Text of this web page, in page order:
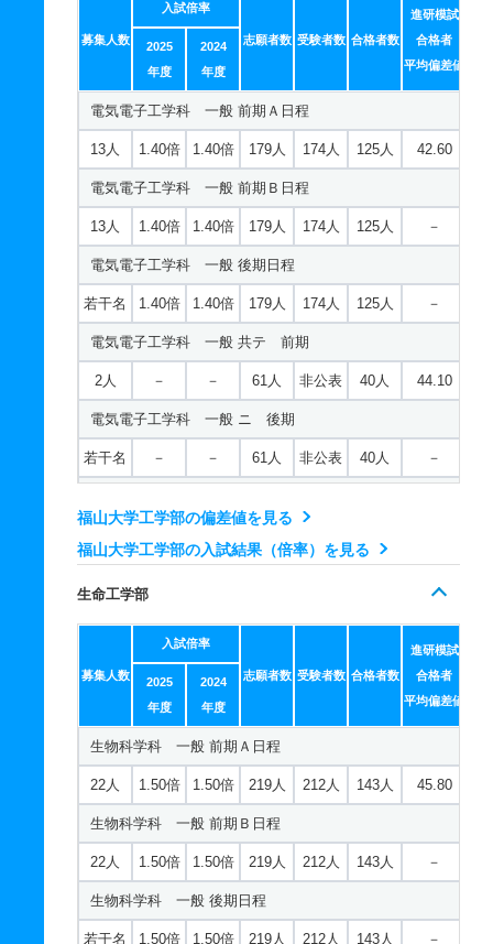
22人 227人 223人 159人 －
税務会計学科 一般 後期日程
若干名 1.40倍 1.40倍 227人 223人
税務会計学科 一般 共テ 前期
3人 － － 74人 非公表
税務会計学科 一般 ニ 後期
若干名 － － 74人
税務会計学科 推薦 公募推薦型Ａ日程
10人 1.40倍 1.50倍 46人 46人
税務会計学科 推薦 公募推薦型Ｂ日程
10人 1.40倍 1.50倍 46人
心理学科 一般 前期Ａ日程
1.40倍 1.40倍
心理学科 一般 前期Ｂ日程
31人 1.40倍 1.40倍 131人 129人 94人 －
心理学科 一般 後期日程
若干名 1.40倍 1.40倍 131人 129人 94人 －
心理学科 一般 共テ 前期
4人 － － 69人 非公表 56人 50.30
心理学科 一般 ニ 後期
若干名 － － 69人 非公表 56人 －
心理学科 推薦 公募推薦型Ａ日程
14人 1.40倍 1.20倍 68人 68人 49人 －
心理学科 推薦 公募推薦型Ｂ日程
14人 1.40倍 1.20倍 68人 68人
メディア・映像学科 一般 前期Ａ日程
22人 1.40倍 43.40
22人 131人 129人 94人 －
メディア・映像学科 一般 後期日程
若干名 1.40倍 1.40倍 131人
メディア・映像学科 一般 共テ 前期
3人 － － 69人
メディア・映像学科 一般 ニ 後期
若干名 － － 69人
メディア・映像学科 推薦 公募推薦型Ａ日程
募集人数
入試倍率
志願者数 受験者数 合格者数
進研模試
合格者
平均偏差値
2025
年度
2024
年度
電気電子工学科 一般 前期Ａ日程
13人 1.40倍 1.40倍 179人 174人 125人 42.60
電気電子工学科 一般 前期Ｂ日程
13人 1.40倍 1.40倍 179人 174人 125人 －
電気電子工学科 一般 後期日程
若干名 1.40倍 1.40倍 179人 174人 125人 －
電気電子工学科 一般 共テ 前期
2人 － － 61人 非公表 40人 44.10
電気電子工学科 一般 ニ 後期
若干名 － － 61人 非公表 40人 －
建築学科 一般 前期Ａ日程
1.40倍 1.40倍
建築学科 一般 前期Ｂ日程
31人 1.40倍 1.40倍 179人 174人 125人 －
建築学科 一般 後期日程
若干名 1.40倍 1.40倍 179人 174人 125人 －
建築学科 一般 共テ 前期
4人 － － 61人 非公表 40人 53.80
福山大学工学部の偏差値を見る
福山大学工学部の入試結果（倍率）を見る
生命工学部
募集人数
入試倍率
志願者数 受験者数 合格者数
進研模試
合格者
平均偏差値
2025
年度
2024
年度
生物科学科 一般 前期Ａ日程
22人 1.50倍 1.50倍 219人 212人 143人 45.80
生物科学科 一般 前期Ｂ日程
22人 1.50倍 1.50倍 219人 212人 143人 －
生物科学科 一般 後期日程
若干名 1.50倍 1.50倍 219人 212人 143人 －